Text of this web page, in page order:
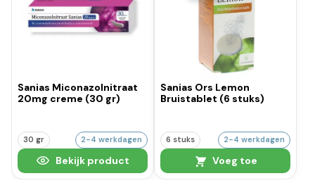
Sanias Miconazolnitraat
20mg creme (30 gr)
30 gr 2-4 werkdagen
Bekijk product
Sanias Ors Lemon
Bruistablet (6 stuks)
6 stuks 2-4 werkdagen
Voeg toe